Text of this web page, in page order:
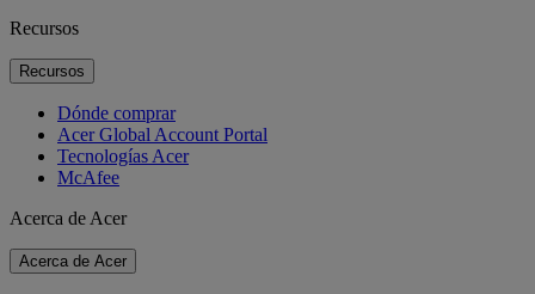
Recursos
Recursos
Dónde comprar
Acer Global Account Portal
Tecnologías Acer
McAfee
Acerca de Acer
Acerca de Acer